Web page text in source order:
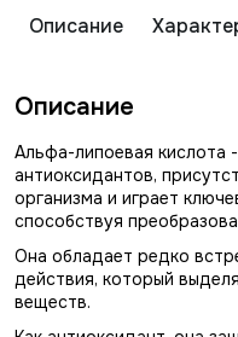
Описание
Описание
Альфа-липоевая кислота
антиоксидантов,
организма и играет
способствуя
Она обладает редко
действия, который
веществ.